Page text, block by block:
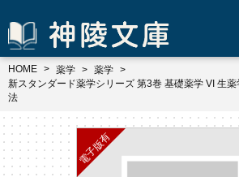
HOME 薬学
薬学
新スタンダード薬学シリーズ 第3巻 基礎薬学 VI 生
法